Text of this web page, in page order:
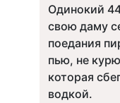
Одинокий
свою даму
поедания
пью, не
которая
водкой.